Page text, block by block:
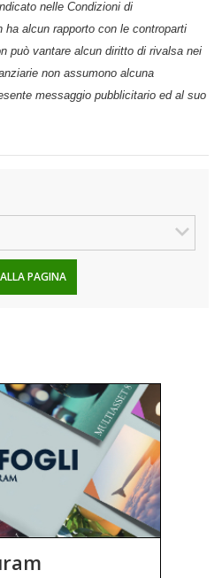
nelle Condizioni di
alcun rapporto con le controparti
può vantare alcun diritto di rivalsa nei
non assumono alcuna
messaggio pubblicitario ed al suo
PAGINA